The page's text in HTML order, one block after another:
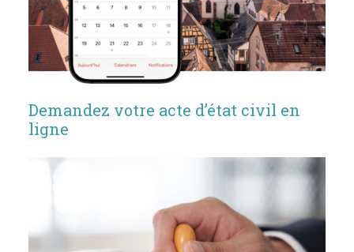
Demandez votre acte d’état civil en
ligne